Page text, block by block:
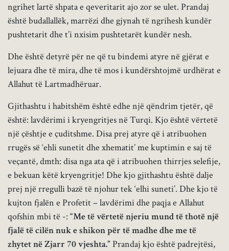
ngrihet lartë shpata e qeveritarit ajo zor se ulet. Prandaj
është budallallëk, marrëzi dhe gjynah të ngrihesh kundër
pushtetarit dhe t’i nxisim pushtetarët kundër nesh.
Dhe është detyrë për ne që tu bindemi atyre në gjërat e
lejuara dhe të mira, dhe të mos i kundërshtojmë urdhërat e
Allahut të Lartmadhëruar.
Gjithashtu i habitshëm është edhe një qëndrim tjetër, që
është: lavdërimi i kryengritjes në Turqi. Kjo është vërtetë
një çështje e çuditshme. Disa prej atyre që i atribuohen
rrugës së ‘ehli sunetit dhe xhematit’ me kuptimin e saj të
veçantë, dmth: disa nga ata që i atribuohen thirrjes selefije,
e bekuan këtë kryengritje! Dhe kjo gjithashtu është dalje
prej një rregulli bazë të njohur tek ‘elhi suneti’. Dhe kjo të
kujton fjalën e Profetit – lavdërimi dhe paqja e Allahut
qofshin mbi të -: “Me të vërtetë njeriu mund të thotë një
fjalë të cilën nuk e shikon për të madhe dhe me të
zhytet në Zjarr 70 vjeshta.” Prandaj kjo është padrejtësi,